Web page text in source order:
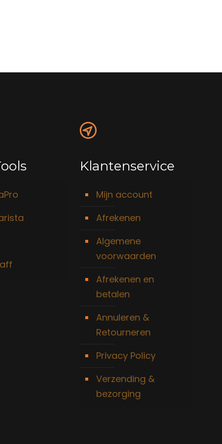
Klantenservice
Mijn account
Afrekenen
Algemene
voorwaarden
Afrekenen en
betalen
Annuleren &
Retourneren
Privacy Policy
Verzending &
bezorging